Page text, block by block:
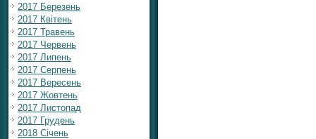
2017 Березень
2017 Квітень
2017 Травень
2017 Червень
2017 Липень
2017 Серпень
2017 Вересень
2017 Жовтень
2017 Листопад
2017 Грудень
2018 Січень